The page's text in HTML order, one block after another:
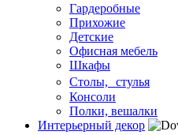
Гардеробные
Прихожие
Детские
Офисная мебель
Шкафы
Столы, стулья
Консоли
Полки, вешалки
Интерьерный декор